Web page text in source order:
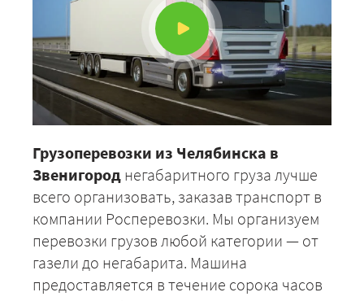
Грузоперевозки из Челябинска в
Звенигород негабаритного груза лучше
всего организовать, заказав транспорт в
компании Росперевозки. Мы организуем
перевозки грузов любой категории — от
газели до негабарита. Машина
предоставляется в течение сорока часов